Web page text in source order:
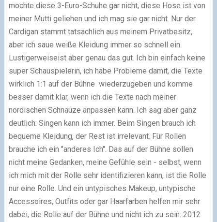
mochte diese 3-Euro-Schuhe gar nicht, diese Hose ist von
meiner Mutti geliehen und ich mag sie gar nicht. Nur der
Cardigan stammt tatsächlich aus meinem Privatbesitz,
aber ich saue weiße Kleidung immer so schnell ein.
Lustigerweiseist aber genau das gut. Ich bin einfach keine
super Schauspielerin, ich habe Probleme damit, die Texte
wirklich 1:1 auf der Bühne wiederzugeben und komme
besser damit klar, wenn ich die Texte nach meiner
nordischen Schnauze anpassen kann. Ich sag aber ganz
deutlich: Singen kann ich immer. Beim Singen brauch ich
bequeme Kleidung, der Rest ist irrelevant. Für Rollen
brauche ich ein "anderes Ich". Das auf der Bühne sollen
nicht meine Gedanken, meine Gefühle sein - selbst, wenn
ich mich mit der Rolle sehr identifizieren kann, ist die Rolle
nur eine Rolle. Und ein untypisches Makeup, untypische
Accessoires, Outfits oder gar Haarfarben helfen mir sehr
dabei, die Rolle auf der Bühne und nicht ich zu sein. 2012